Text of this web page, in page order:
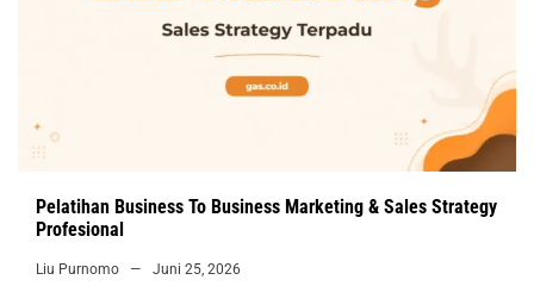
Pelatihan Business To Business Marketing & Sales Strategy
Profesional
Liu Purnomo Juni 25, 2026